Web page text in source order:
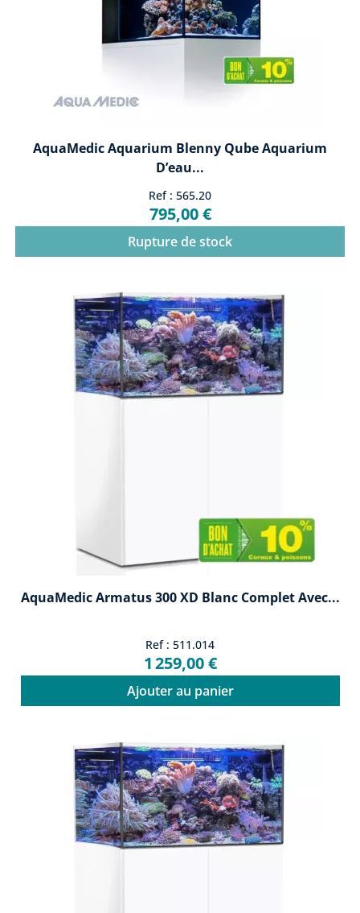
AquaMedic Aquarium Blenny Qube Aquarium
D’eau...
Ref : 565.20
795,00 €
Rupture de stock
AquaMedic Armatus 300 XD Blanc Complet Avec...
Ref : 511.014
1 259,00 €
Ajouter au panier